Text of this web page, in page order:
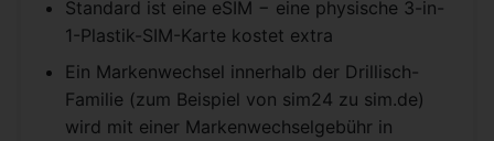
Standard ist eine eSIM − eine physische 3-in-
1-Plastik-SIM-Karte kostet extra
Ein Markenwechsel innerhalb der Drillisch-
Familie (zum Beispiel von sim24 zu sim.de)
wird mit einer Markenwechselgebühr in